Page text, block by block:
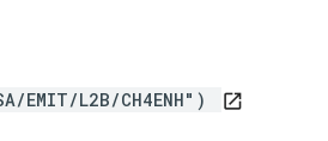
EMIT/L2B/CH4ENH")
open_in_new